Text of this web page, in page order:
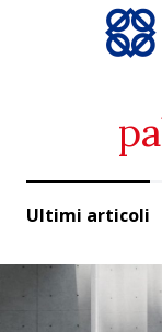
Ultimi articoli